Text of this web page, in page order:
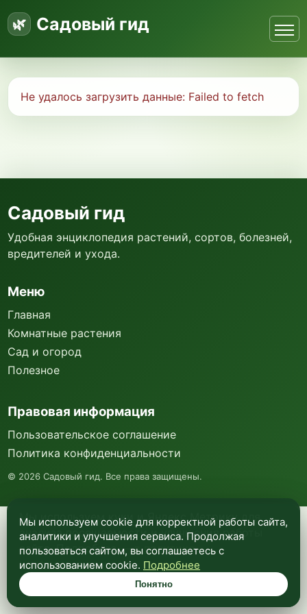
Садовый гид
Не удалось загрузить данные: Failed to fetch
Мы используем куки и Яндекс Метрику для
анализа посещаемости и улучшения работы
сайта. Подробнее —в политике
конфиденциальности.
Понятно
Садовый гид
Удобная энциклопедия растений, сортов, болезней,
вредителей и ухода.
Меню
Главная
Комнатные растения
Сад и огород
Полезное
Правовая информация
Пользовательское соглашение
Политика конфиденциальности
© 2026 Садовый гид. Все права защищены.
Мы используем cookie для корректной работы сайта,
аналитики и улучшения сервиса. Продолжая
пользоваться сайтом, вы соглашаетесь с
использованием cookie. Подробнее
Понятно